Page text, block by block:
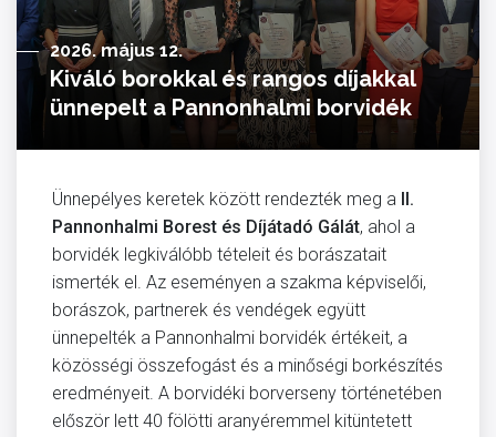
2026. május 12.
Kiváló borokkal és rangos díjakkal
ünnepelt a Pannonhalmi borvidék
Ünnepélyes keretek között rendezték meg a II.
Pannonhalmi Borest és Díjátadó Gálát, ahol a
borvidék legkiválóbb tételeit és borászatait
ismerték el. Az eseményen a szakma képviselői,
borászok, partnerek és vendégek együtt
ünnepelték a Pannonhalmi borvidék értékeit, a
közösségi összefogást és a minőségi borkészítés
eredményeit. A borvidéki borverseny történetében
először lett 40 fölötti aranyéremmel kitüntetett